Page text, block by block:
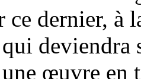
ce dernier,
deviendra
œuvre en